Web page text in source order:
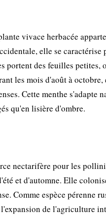
vivace herbacée
elle se caractérise
portent des feuilles petites,
les mois d'août à
Cette menthe s'adapte
qu'en lisière d'ombre.
nectarifère pour les
et d'automne. Elle
Comme espèce pérenne
de l'agriculture